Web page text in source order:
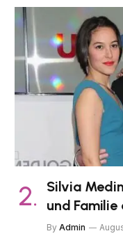
Silvia
und Familie
By Admin